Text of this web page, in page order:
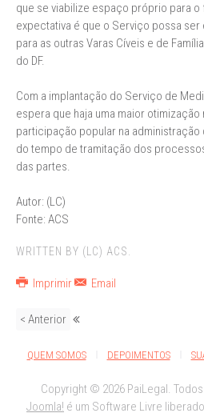
que se viabilize espaço próprio para
expectativa é que o Serviço possa
para as outras Varas Cíveis e de
do DF.
Com a implantação do Serviço de
espera que haja uma maior
participação popular na administração
do tempo de tramitação dos
das partes.
Autor: (LC)
Fonte: ACS
WRITTEN BY (LC) ACS.
Imprimir Email
< Anterior
QUEM SOMOS DEPOIMENTOS
Copyright © 2026 PaiLegal.
Joomla! é um Software Livre